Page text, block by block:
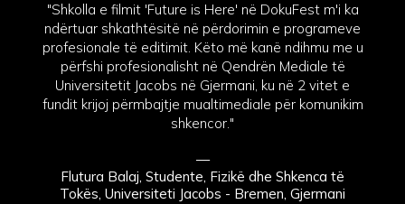
"Shkolla e filmit 'Future is Here' në DokuFest m'i ka
ndërtuar shkathtësitë në përdorimin e programeve
profesionale të editimit. Këto më kanë ndihmu me u
përfshi profesionalisht në Qendrën Mediale të
Universitetit Jacobs në Gjermani, ku në 2 vitet e
fundit krijoj përmbajtje mualtimediale për komunikim
shkencor."
—
Flutura Balaj, Studente, Fizikë dhe Shkenca të
Tokës, Universiteti Jacobs - Bremen, Gjermani